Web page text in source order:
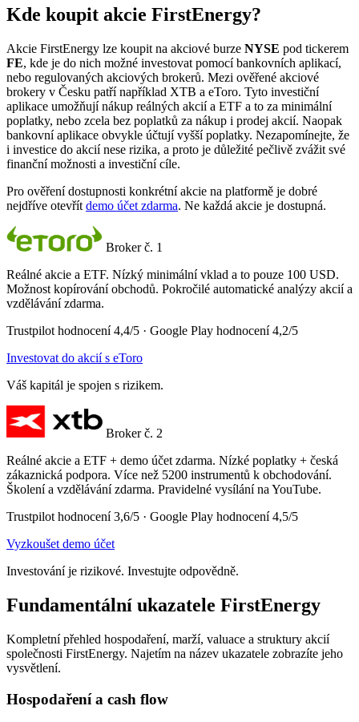
Kde koupit akcie FirstEnergy?
Akcie FirstEnergy lze koupit na akciové burze NYSE pod tickerem
FE, kde je do nich možné investovat pomocí bankovních aplikací,
nebo regulovaných akciových brokerů. Mezi ověřené akciové
brokery v Česku patří například XTB a eToro. Tyto investiční
aplikace umožňují nákup reálných akcií a ETF a to za minimální
poplatky, nebo zcela bez poplatků za nákup i prodej akcií. Naopak
bankovní aplikace obvykle účtují vyšší poplatky. Nezapomínejte, že
i investice do akcií nese rizika, a proto je důležité pečlivě zvážit své
finanční možnosti a investiční cíle.
Pro ověření dostupnosti konkrétní akcie na platformě je dobré
nejdříve otevřít demo účet zdarma. Ne každá akcie je dostupná.
Broker č. 1
Reálné akcie a ETF. Nízký minimální vklad a to pouze 100 USD.
Možnost kopírování obchodů. Pokročilé automatické analýzy akcií a
vzdělávání zdarma.
Trustpilot hodnocení 4,4/5 · Google Play hodnocení 4,2/5
Investovat do akcií s eToro
Váš kapitál je spojen s rizikem.
Broker č. 2
Reálné akcie a ETF + demo účet zdarma. Nízké poplatky + česká
zákaznická podpora. Více než 5200 instrumentů k obchodování.
Školení a vzdělávání zdarma. Pravidelné vysílání na YouTube.
Trustpilot hodnocení 3,6/5 · Google Play hodnocení 4,5/5
Vyzkoušet demo účet
Investování je rizikové. Investujte odpovědně.
Fundamentální ukazatele FirstEnergy
Kompletní přehled hospodaření, marží, valuace a struktury akcií
společnosti FirstEnergy. Najetím na název ukazatele zobrazíte jeho
vysvětlení.
Hospodaření a cash flow